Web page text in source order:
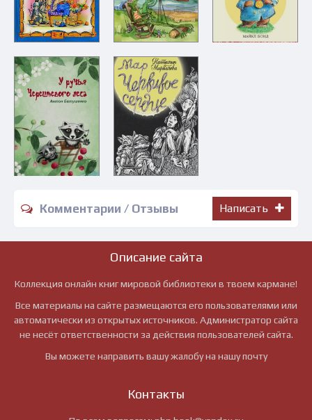
Комментарии / Отзывы Написать
Описание сайта
Коллекция онлайн книг мировой библиотеки в твоем кармане!
Все материалы на сайте размещаются его пользователями или
автоматически из открытых источников. Администратор сайта
не несёт ответственности за действия пользователей сайта.
Вы можете направить вашу жалобу на нашу почту
Контакты